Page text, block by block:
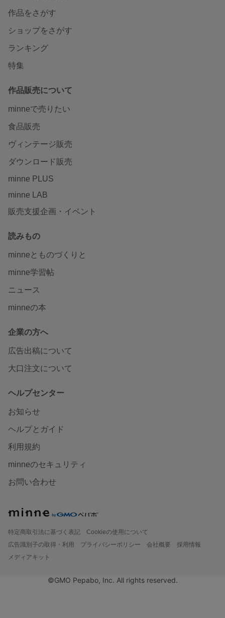
作品をさがす
ショップをさがす
ランキング
特集
作品販売について
minneで売りたい
食品販売
ヴィンテージ販売
ダウンロード販売
minne PLUS
minne LAB
販売支援企画・イベント
読みもの
minneとものづくりと
minne学習帖
ニュース
minneの本
企業の方へ
広告出稿について
大口注文について
ヘルプセンター
お知らせ
ヘルプとガイド
利用規約
minneのセキュリティ
お問い合わせ
特定商取引法に基づく表記
Cookieの使用について
広告識別子の取得・利用
プライバシーポリシー 会社概要
採用情報
メディアキット
©GMO Pepabo, Inc. All rights reserved.